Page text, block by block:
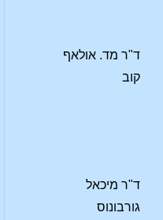
ד"ר מד. אולאף
קוב
ד"ר מיכאל
גורבונוס